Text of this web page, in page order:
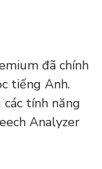
đã chính
tiếng Anh.
các tính năng
Analyzer